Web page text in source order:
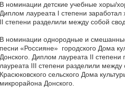
В номинации детские учебные хоры/
Диплом лауреата I степени
II степени разделили между собой
В номинации однородные и
песни «Россияне» городского Дома
Донского. Диплом лауреата II
лауреата III степени разделили между
Красюковского сельского Дома
микрорайона Донского.